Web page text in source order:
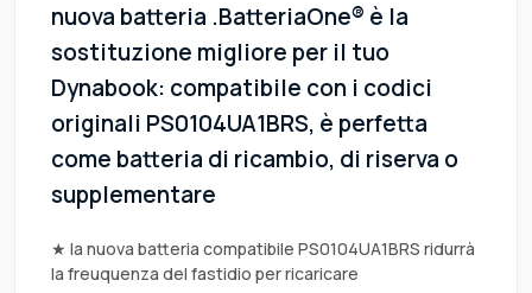
nuova batteria .BatteriaOne® è la
sostituzione migliore per il tuo
Dynabook: compatibile con i codici
originali PS0104UA1BRS, è perfetta
come batteria di ricambio, di riserva o
supplementare
★ la nuova batteria compatibile PS0104UA1BRS ridurrà
la freuquenza del fastidio per ricaricare